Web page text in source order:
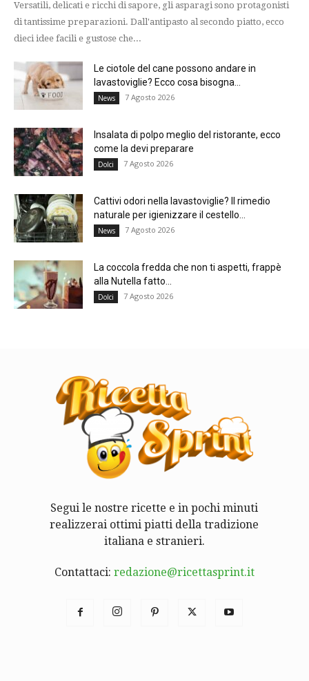
Versatili, delicati e ricchi di sapore, gli asparagi sono protagonisti
di tantissime preparazioni. Dall'antipasto al secondo piatto, ecco
dieci idee facili e gustose che...
Le ciotole del cane possono andare in
lavastoviglie? Ecco cosa bisogna...
News 7 Agosto 2026
Insalata di polpo meglio del ristorante, ecco
come la devi preparare
Dolci 7 Agosto 2026
Cattivi odori nella lavastoviglie? Il rimedio
naturale per igienizzare il cestello...
News 7 Agosto 2026
La coccola fredda che non ti aspetti, frappè
alla Nutella fatto...
Dolci 7 Agosto 2026
Segui le nostre ricette e in pochi minuti
realizzerai ottimi piatti della tradizione
italiana e stranieri.
Contattaci: redazione@ricettasprint.it